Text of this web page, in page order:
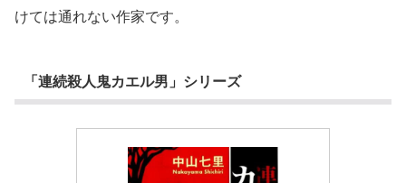
けては通れない作家です。
「連続殺人鬼カエル男」シリーズ